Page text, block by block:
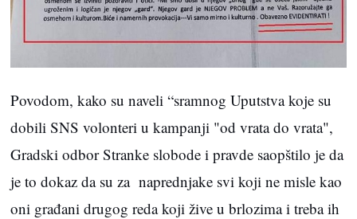
Povodom, kako su naveli “sramnog Uputstva koje su
dobili SNS volonteri u kampanji "od vrata do vrata",
Gradski odbor Stranke slobode i pravde saopštilo je da
je to dokaz da su za naprednjake svi koji ne misle kao
oni građani drugog reda koji žive u brlozima i treba ih